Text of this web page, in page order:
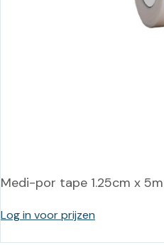
Medi-por tape 1.25cm x 5m
Log in voor prijzen